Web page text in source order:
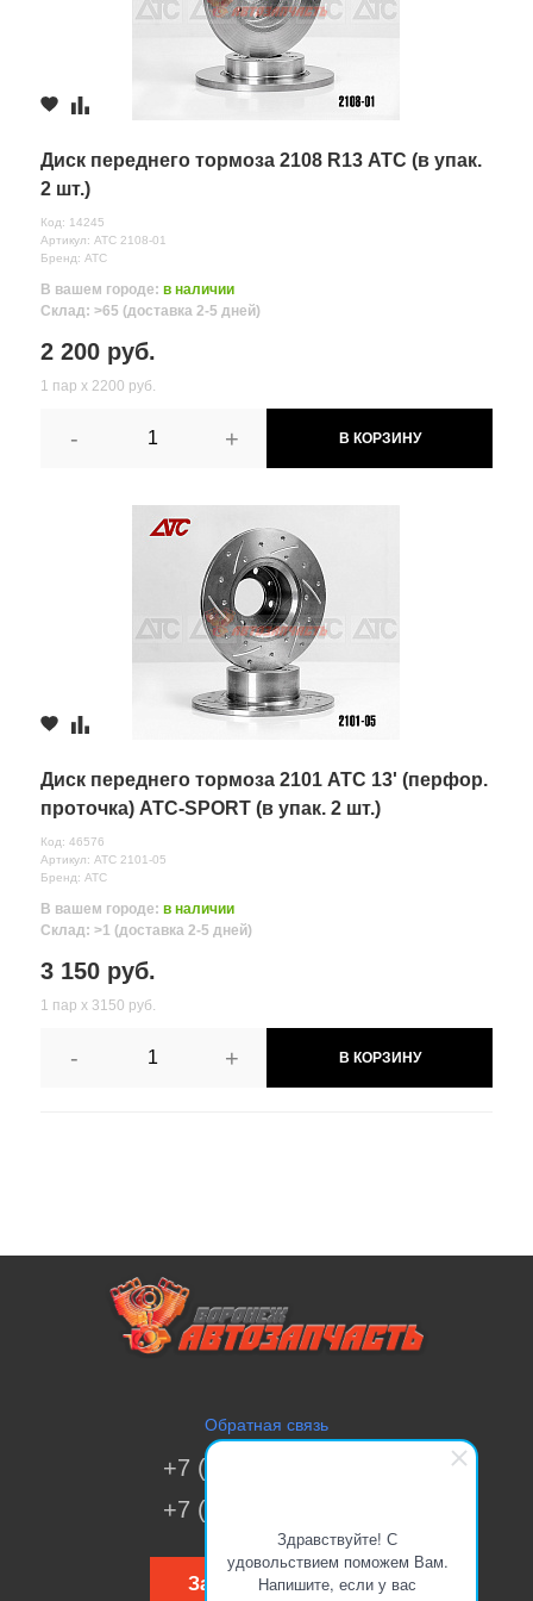
Здравствуйте! С
удовольствием поможем Вам.
Напишите, если у вас
Диск переднего тормоза 2108 R13 АТС (в упак.
2 шт.)
Код: 14245
Артикул: АТС 2108-01
Бренд: АТС
В вашем городе: в наличии
Склад: >65 (доставка 2-5 дней)
2 200 руб.
1 пар х 2200 руб.
- + В КОРЗИНУ
Диск переднего тормоза 2101 АТС 13' (перфор.
проточка) АТС-SPORT (в упак. 2 шт.)
Код: 46576
Артикул: АТС 2101-05
Бренд: АТС
В вашем городе: в наличии
Склад: >1 (доставка 2-5 дней)
3 150 руб.
1 пар х 3150 руб.
- + В КОРЗИНУ
Обратная связь
+7 (473) 269-41-51
+7 (473) 200-70-00
Заказать звонок